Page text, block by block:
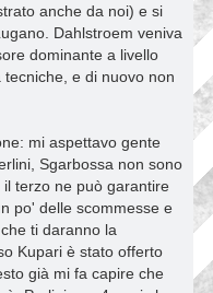
anche da noi) e si
Dahlstroem veniva
dominante a livello
e di nuovo non
mi aspettavo gente
Sgarbossa non sono
terzo ne può garantire
po' delle scommesse e
ti daranno la
Kupari è stato offerto
già mi fa capire che